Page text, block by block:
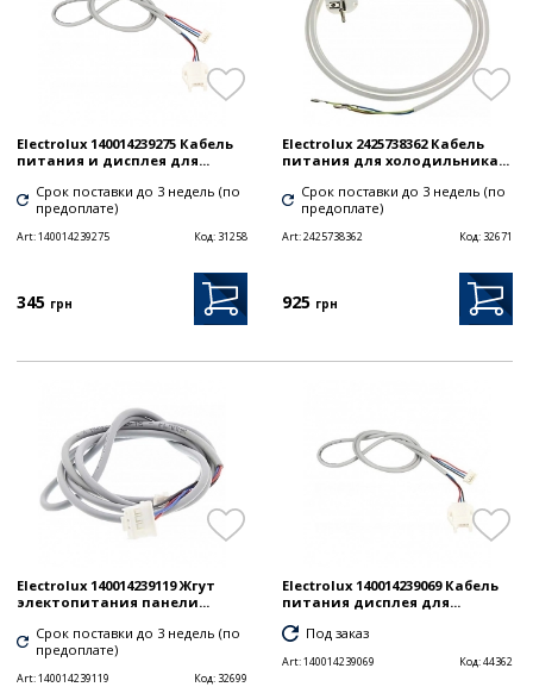
Electrolux 140014239275 Кабель
питания и дисплея для...
Срок поставки до 3 недель (по
предоплате)
Art:140014239275 Код: 31258
345 грн
Electrolux 2425738362 Кабель
питания для холодильника...
Срок поставки до 3 недель (по
предоплате)
Art:2425738362 Код: 32671
925 грн
Electrolux 140014239119 Жгут
электопитания панели...
Срок поставки до 3 недель (по
предоплате)
Art:140014239119 Код: 32699
Electrolux 140014239069 Кабель
питания дисплея для...
Под заказ
Art:140014239069 Код:44362